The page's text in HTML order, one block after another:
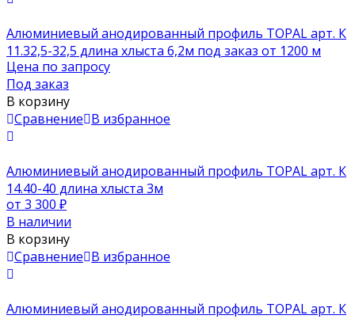
Алюминиевый анодированный профиль TOPAL арт. К
11.32,5-32,5 длина хлыста 6,2м под заказ от 1200 м
Цена по запросу
Под заказ
В корзину
Сравнение В избранное
Алюминиевый анодированный профиль TOPAL арт. К
14.40-40 длина хлыста 3м
от 3 300 ₽
В наличии
В корзину
Сравнение В избранное
Алюминиевый анодированный профиль TOPAL арт. К